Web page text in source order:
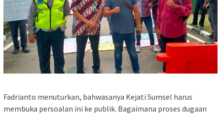
Fadrianto menuturkan, bahwasanya Kejati Sumsel harus
membuka persoalan ini ke publik. Bagaimana proses dugaan